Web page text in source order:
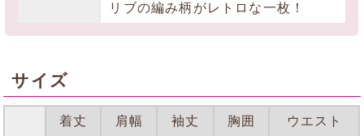
リブの編み柄がレトロな一枚！
サイズ
着丈 肩幅 袖丈 胸囲 ウエスト